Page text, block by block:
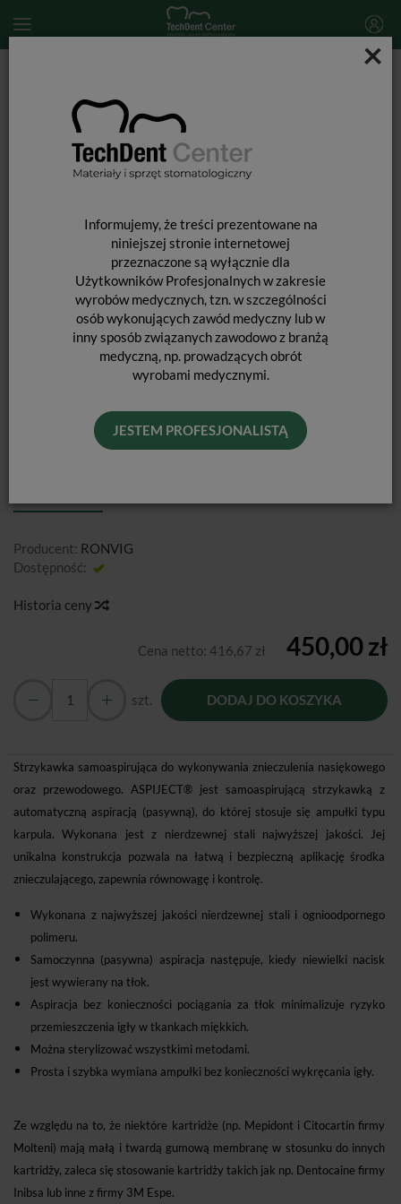
×
Informujemy, że treści prezentowane na
niniejszej stronie internetowej
przeznaczone są wyłącznie dla
Użytkowników Profesjonalnych w zakresie
wyrobów medycznych, tzn. w szczególności
osób wykonujących zawód medyczny lub w
inny sposób związanych zawodowo z branżą
medyczną, np. prowadzących obrót
wyrobami medycznymi.
JESTEM PROFESJONALISTĄ
Strzykawka samoaspirująca ASPIJECT Active Compact
STRZYKAWKA SAMOASPIRUJĄCA
Producent: RONVIG
Dostępność:
Historia ceny
Cena netto: 416,67 zł 450,00 zł
szt. DODAJ DO KOSZYKA
Strzykawka samoaspirująca do wykonywania znieczulenia nasiękowego
oraz przewodowego. ASPIJECT® jest samoaspirującą strzykawką z
automatyczną aspiracją (pasywną), do której stosuje się ampułki typu
karpula. Wykonana jest z nierdzewnej stali najwyższej jakości. Jej
unikalna konstrukcja pozwala na łatwą i bezpieczną aplikację środka
znieczulającego, zapewnia równowagę i kontrolę.
Wykonana z najwyższej jakości nierdzewnej stali i ognioodpornego
polimeru.
Samoczynna (pasywna) aspiracja następuje, kiedy niewielki nacisk
jest wywierany na tłok.
Aspiracja bez konieczności pociągania za tłok minimalizuje ryzyko
przemieszczenia igły w tkankach miękkich.
Można sterylizować wszystkimi metodami.
Prosta i szybka wymiana ampułki bez konieczności wykręcania igły.
Ze względu na to, że niektóre kartridże (np. Mepidont i Citocartin firmy
Molteni) mają małą i twardą gumową membranę w stosunku do innych
kartridży, zaleca się stosowanie kartridży takich jak np. Dentocaine firmy
Inibsa lub inne z firmy 3M Espe.